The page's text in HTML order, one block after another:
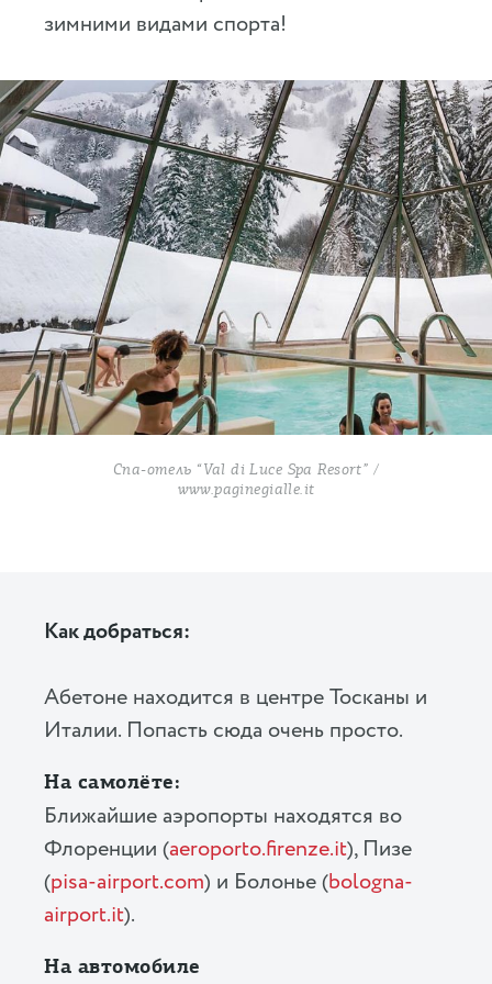
зимними видами спорта!
Спа-отель “Val di Luce Spa Resort” /
www.paginegialle.it
Как добраться:
Абетоне находится в центре Тосканы и
Италии. Попасть сюда очень просто.
На самолёте:
Ближайшие аэропорты находятся во
Флоренции (aeroporto.firenze.it), Пизе
(pisa-airport.com) и Болонье (bologna-
airport.it).
На автомобиле